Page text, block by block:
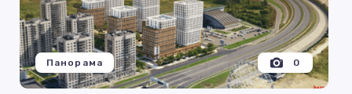
0
Панорама